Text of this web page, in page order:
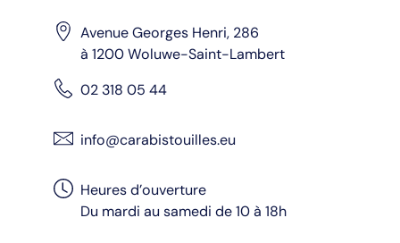
Avenue Georges Henri, 286
à 1200 Woluwe-Saint-Lambert
02 318 05 44
info@carabistouilles.eu
Heures d’ouverture
Du mardi au samedi de 10 à 18h